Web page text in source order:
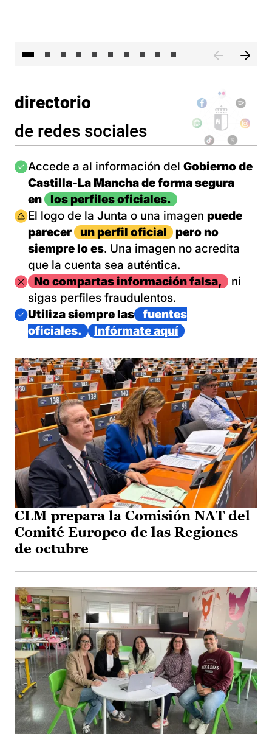
directorio
de redes sociales
Imagen
Accede a al información del Gobierno de
Castilla-La Mancha de forma segura
en
los perfiles oficiales.
Imagen
El logo de la Junta o una imagen puede
parecer
un perfil oficial
pero no
siempre lo es. Una imagen no acredita
que la cuenta sea auténtica.
ImagenNo compartas información falsa,
ni
sigas perfiles fraudulentos.
Imagen
Utiliza siempre las
fuentes
oficiales.
Infórmate aquí
CLM prepara la Comisión NAT del
Comité Europeo de las Regiones
de octubre